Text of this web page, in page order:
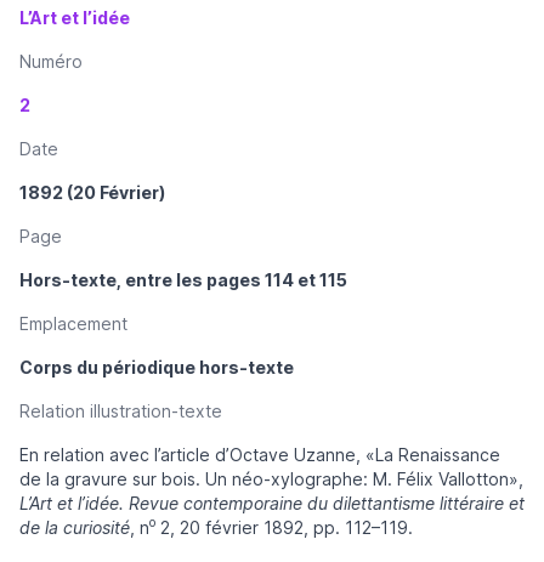
L’Art et l’idée
Numéro
2
Date
1892 (20 Février)
Page
Hors-texte, entre les pages 114 et 115
Emplacement
Corps du périodique hors-texte
Relation illustration-texte
En relation avec l’article d’Octave Uzanne, «La Renaissance
de la gravure sur bois. Un néo-xylographe: M. Félix Vallotton»,
L’Art et l’idée. Revue contemporaine du dilettantisme littéraire et
de la curiosité , no 2, 20 février 1892, pp. 112–119.